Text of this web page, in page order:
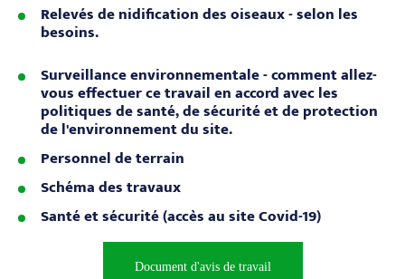
Relevés de nidification des oiseaux - selon les
besoins.
Surveillance environnementale - comment allez-
vous effectuer ce travail en accord avec les
politiques de santé, de sécurité et de protection
de l'environnement du site.
Personnel de terrain
Schéma des travaux
Santé et sécurité (accès au site Covid-19)
Document d'avis de travail